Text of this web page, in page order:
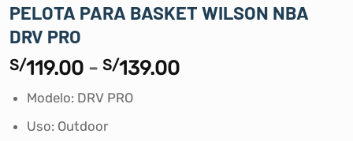
PELOTA PARA BASKET WILSON NBA
DRV PRO
S/119.00 - S/139.00Rango
Modelo: DRV PRO
Uso: Outdoor